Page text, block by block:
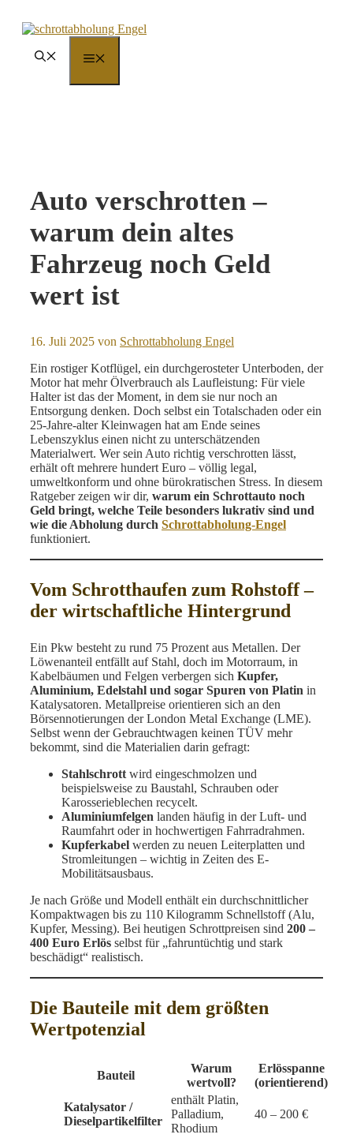
Inhalt
Auto verschrotten –
warum dein altes
Fahrzeug noch Geld
wert ist
16. Juli 2025 von Schrottabholung Engel
Ein rostiger Kotflügel, ein durchgerosteter Unterboden, der
Motor hat mehr Ölverbrauch als Laufleistung: Für viele
Halter ist das der Moment, in dem sie nur noch an
Entsorgung denken. Doch selbst ein Totalschaden oder ein
25-Jahre-alter Kleinwagen hat am Ende seines
Lebenszyklus einen nicht zu unterschätzenden
Materialwert. Wer sein Auto richtig verschrotten lässt,
erhält oft mehrere hundert Euro – völlig legal,
umweltkonform und ohne bürokratischen Stress. In diesem
Ratgeber zeigen wir dir, warum ein Schrottauto noch
Geld bringt, welche Teile besonders lukrativ sind und
wie die Abholung durch Schrottabholung-Engel
funktioniert.
Vom Schrotthaufen zum Rohstoff –
der wirtschaftliche Hintergrund
Ein Pkw besteht zu rund 75 Prozent aus Metallen. Der
Löwenanteil entfällt auf Stahl, doch im Motorraum, in
Kabelbäumen und Felgen verbergen sich Kupfer,
Aluminium, Edelstahl und sogar Spuren von Platin in
Katalysatoren. Metallpreise orientieren sich an den
Börsennotierungen der London Metal Exchange (LME).
Selbst wenn der Gebrauchtwagen keinen TÜV mehr
bekommt, sind die Materialien darin gefragt:
Stahlschrott wird eingeschmolzen und
beispielsweise zu Baustahl, Schrauben oder
Karosserieblechen recycelt.
Aluminiumfelgen landen häufig in der Luft- und
Raumfahrt oder in hochwertigen Fahrradrahmen.
Kupferkabel werden zu neuen Leiterplatten und
Stromleitungen – wichtig in Zeiten des E-
Mobilitätsausbaus.
Je nach Größe und Modell enthält ein durchschnittlicher
Kompaktwagen bis zu 110 Kilogramm Schnellstoff (Alu,
Kupfer, Messing). Bei heutigen Schrottpreisen sind 200 –
400 Euro Erlös selbst für „fahruntüchtig und stark
beschädigt“ realistisch.
Die Bauteile mit dem größten
Wertpotenzial
Bauteil
Warum
wertvoll?
Erlös­spanne
(orientierend)
Katalysator /
Dieselpartikelfilter
enthält Platin,
Palladium,
Rhodium
40 – 200 €